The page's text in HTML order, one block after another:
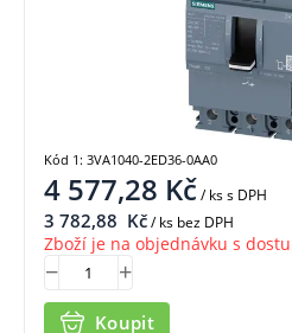
4 577,28 Kč/ kss DPH
3 782,88 Kč/ ks bez DPH
Zboží je na objednávku s
Koupit
Kód 1: 3VA1040-2ED36-0AA0